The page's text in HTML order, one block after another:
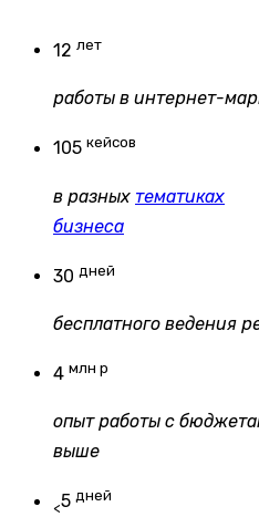
12 лет
работы в интернет-
105 кейсов
в разных тематиках
бизнеса
30 дней
бесплатного ведения
4 млн р
опыт работы с
выше
<5 дней